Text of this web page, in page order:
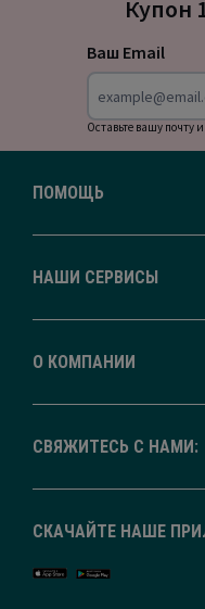
Купон
Ваш Email
Оставьте вашу почту
ПОМОЩЬ
НАШИ СЕРВИСЫ
О КОМПАНИИ
СВЯЖИТЕСЬ С НАМИ:
СКАЧАЙТЕ НАШЕ